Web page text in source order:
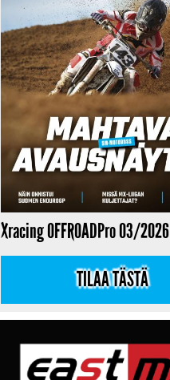
Xracing OFFROADPro 03/2026
TILAA TÄSTÄ